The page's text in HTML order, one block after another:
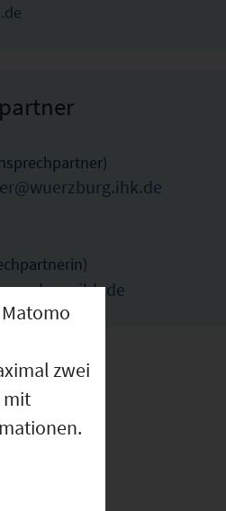
zwei
mit